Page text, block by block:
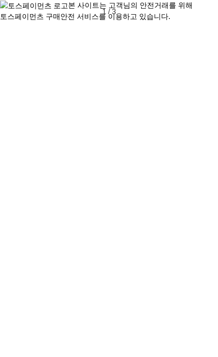
1 / 3
본 사이트는 고객님의 안전거래를 위해
토스페이먼츠 구매안전 서비스를 이용하고 있습니다.